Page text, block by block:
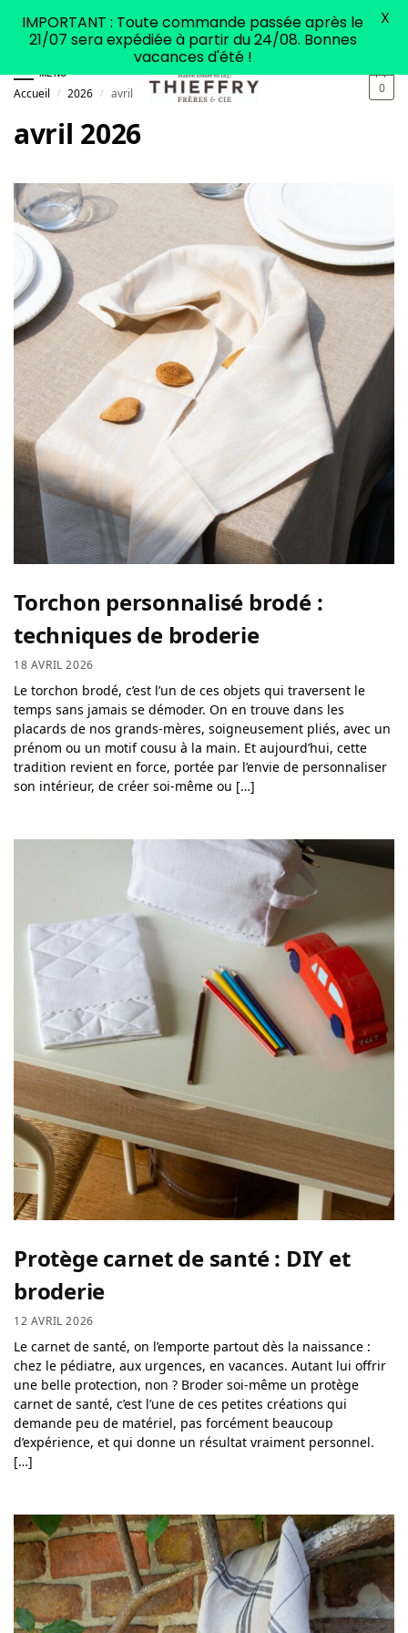
MENU
0
Accueil / 2026 / avril
avril 2026
Torchon personnalisé brodé :
techniques de broderie
18 AVRIL 2026
Le torchon brodé, c’est l’un de ces objets qui traversent le
temps sans jamais se démoder. On en trouve dans les
placards de nos grands-mères, soigneusement pliés, avec un
prénom ou un motif cousu à la main. Et aujourd’hui, cette
tradition revient en force, portée par l’envie de personnaliser
son intérieur, de créer soi-même ou […]
Protège carnet de santé : DIY et
broderie
12 AVRIL 2026
Le carnet de santé, on l’emporte partout dès la naissance :
chez le pédiatre, aux urgences, en vacances. Autant lui offrir
une belle protection, non ? Broder soi-même un protège
carnet de santé, c’est l’une de ces petites créations qui
demande peu de matériel, pas forcément beaucoup
d’expérience, et qui donne un résultat vraiment personnel.
[…]
IMPORTANT : Toute commande passée après le
21/07 sera expédiée à partir du 24/08. Bonnes
vacances d'été !
X